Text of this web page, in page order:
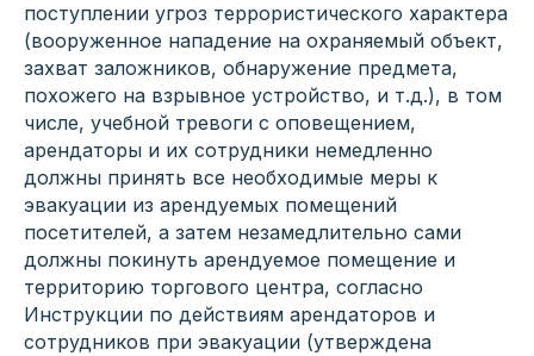
поступлении угроз террористического характера
(вооруженное нападение на охраняемый объект,
захват заложников, обнаружение предмета,
похожего на взрывное устройство, и т.д.), в том
числе, учебной тревоги с оповещением,
арендаторы и их сотрудники немедленно
должны принять все необходимые меры к
эвакуации из арендуемых помещений
посетителей, а затем незамедлительно сами
должны покинуть арендуемое помещение и
территорию торгового центра, согласно
Инструкции по действиям арендаторов и
сотрудников при эвакуации (утверждена